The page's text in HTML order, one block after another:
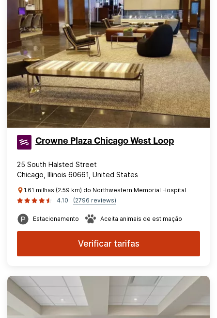
Crowne Plaza Chicago West Loop
25 South Halsted Street
Chicago, Illinois 60661, United States
1.61 milhas (2.59 km) do Northwestern Memorial Hospital
4.10
(2796 reviews)
Estacionamento Aceita animais de estimação
Verificar tarifas